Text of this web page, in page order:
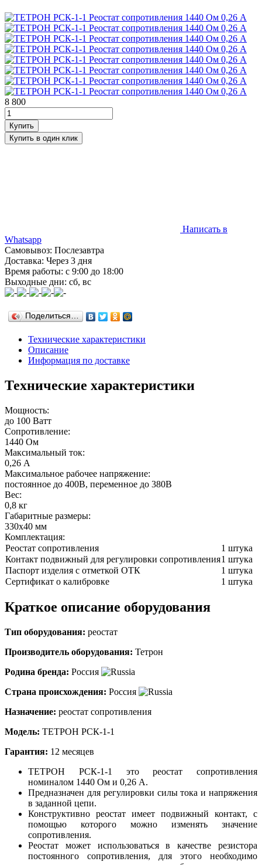
8 800
Написать в
Whatsapp
Самовывоз: Послезавтра
Доставка: Через 3 дня
Время работы: с 9:00 до 18:00
Выходные дни: сб, вс
Поделиться…
Технические характеристики
Описание
Информация по доставке
Технические характеристики
Мощность:
до 100 Ватт
Сопротивление:
1440 Ом
Максимальный ток:
0,26 А
Максимальное рабочее напряжение:
постоянное до 400В, переменное до 380В
Вес:
0,8 кг
Габаритные размеры:
330х40 мм
Комплектация:
Реостат сопротивления
1 штука
Контакт подвижный для регулировки сопротивления1 штука
Паспорт изделия с отметкой ОТК
1 штука
Сертификат о калибровке
1 штука
Краткое описание оборудования
Тип оборудования: реостат
Производитель оборудования: Тетрон
Родина бренда: Россия
Страна происхождения: Россия
Назначение: реостат сопротивления
Модель: ТЕТРОН РСК-1-1
Гарантия: 12 месяцев
ТЕТРОН РСК-1-1 это реостат сопротивления
номиналом 1440 Ом и 0,26 А.
Предназначен для регулировки силы тока и напряжения
в заданной цепи.
Конструктивно реостат имеет подвижный контакт, с
помощью которого можно изменять значение
сопротивления.
Реостат может использоваться в качестве резистора
постоянного сопротивления, для этого необходимо